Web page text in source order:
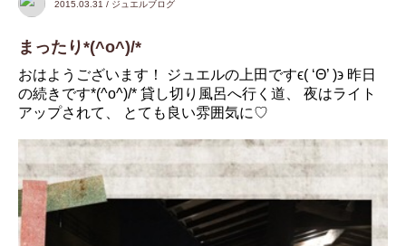
2015.03.31 / ジュエルブログ
まったり*(^o^)/*
おはようございます！ ジュエルの上田ですϵ( ‘Θ’ )϶ 昨日
の続きです*(^o^)/* 貸し切り風呂へ行く道、 夜はライト
アップされて、 とても良い雰囲気に♡